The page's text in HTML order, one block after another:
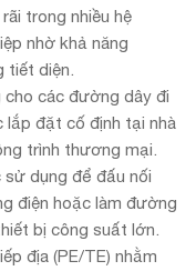
trong nhiều hệ
nhờ khả năng
tiết diện.
cho các đường dây đi
lắp đặt cố định tại nhà
trình thương mại.
dụng để đấu nối
điện hoặc làm đường
bị công suất lớn.
địa (PE/TE) nhằm